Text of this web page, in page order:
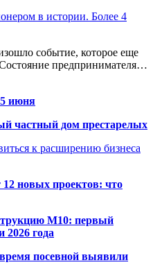
в истории. Более 4
событие, которое еще
предпринимателя…
июня
частный дом престарелых
к расширению бизнеса
новых проектов: что
М10: первый
2026 года
посевной выявили